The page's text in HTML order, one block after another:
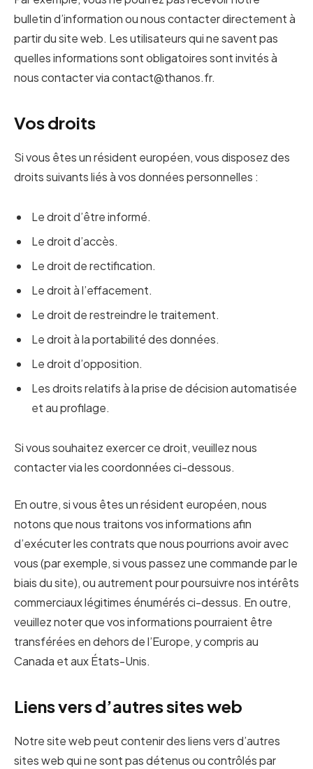
bulletin d’information ou nous contacter directement à
partir du site web. Les utilisateurs qui ne savent pas
quelles informations sont obligatoires sont invités à
nous contacter via contact@thanos.fr.
Vos droits
Si vous êtes un résident européen, vous disposez des
droits suivants liés à vos données personnelles :
Le droit d’être informé.
Le droit d’accès.
Le droit de rectification.
Le droit à l’effacement.
Le droit de restreindre le traitement.
Le droit à la portabilité des données.
Le droit d’opposition.
Les droits relatifs à la prise de décision automatisée
et au profilage.
Si vous souhaitez exercer ce droit, veuillez nous
contacter via les coordonnées ci-dessous.
En outre, si vous êtes un résident européen, nous
notons que nous traitons vos informations afin
d’exécuter les contrats que nous pourrions avoir avec
vous (par exemple, si vous passez une commande par le
biais du site), ou autrement pour poursuivre nos intérêts
commerciaux légitimes énumérés ci-dessus. En outre,
veuillez noter que vos informations pourraient être
transférées en dehors de l’Europe, y compris au
Canada et aux États-Unis.
Liens vers d’autres sites web
Notre site web peut contenir des liens vers d’autres
sites web qui ne sont pas détenus ou contrôlés par